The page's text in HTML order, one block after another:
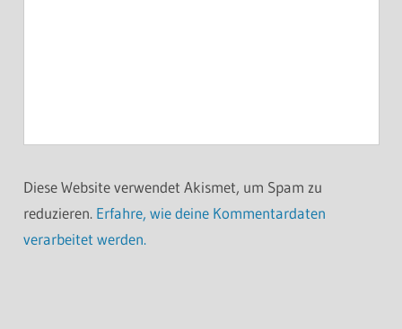
Diese Website verwendet Akismet, um Spam zu
reduzieren. Erfahre, wie deine Kommentardaten
verarbeitet werden.